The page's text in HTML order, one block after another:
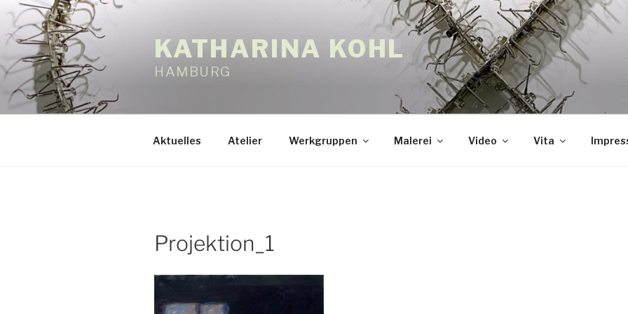
Zum
Inhalt
springen
KATHARINA KOHL
HAMBURG
Aktuelles Atelier Werkgruppen Malerei Video Vita
Projektion_1